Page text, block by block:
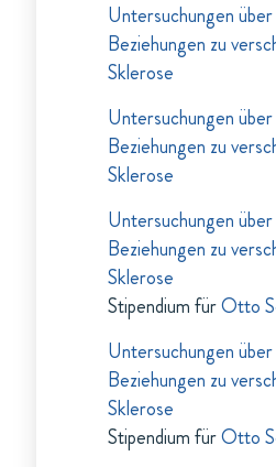
Untersuchungen
Beziehungen zu
Sklerose
Untersuchungen
Beziehungen zu
Sklerose
Untersuchungen
Beziehungen zu
Sklerose
Stipendium fürOtto
Untersuchungen
Beziehungen zu
Sklerose
Stipendium fürOtto